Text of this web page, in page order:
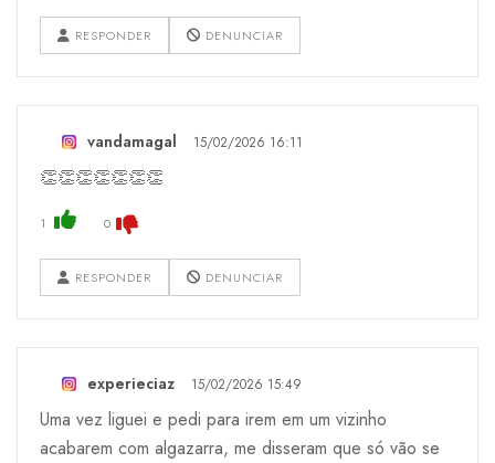
RESPONDER DENUNCIAR
vandamagal 15/02/2026 16:11
👏👏👏👏👏👏👏
1 0
RESPONDER DENUNCIAR
experieciaz 15/02/2026 15:49
Uma vez liguei e pedi para irem em um vizinho
acabarem com algazarra, me disseram que só vão se